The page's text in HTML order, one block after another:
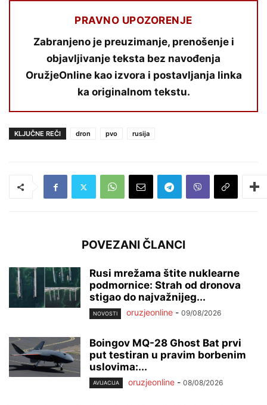
PRAVNO UPOZORENJE
Zabranjeno je preuzimanje, prenošenje i
objavljivanje teksta bez navođenja
OružjeOnline kao izvora i postavljanja linka
ka originalnom tekstu.
KLJUČNE REČI dron pvo rusija
POVEZANI ČLANCI
Rusi mrežama štite nuklearne
podmornice: Strah od dronova
stigao do najvažnijeg...
NOVOSTI oruzjeonline - 09/08/2026
Boingov MQ-28 Ghost Bat prvi
put testiran u pravim borbenim
uslovima:...
AVIJACIJA oruzjeonline - 08/08/2026